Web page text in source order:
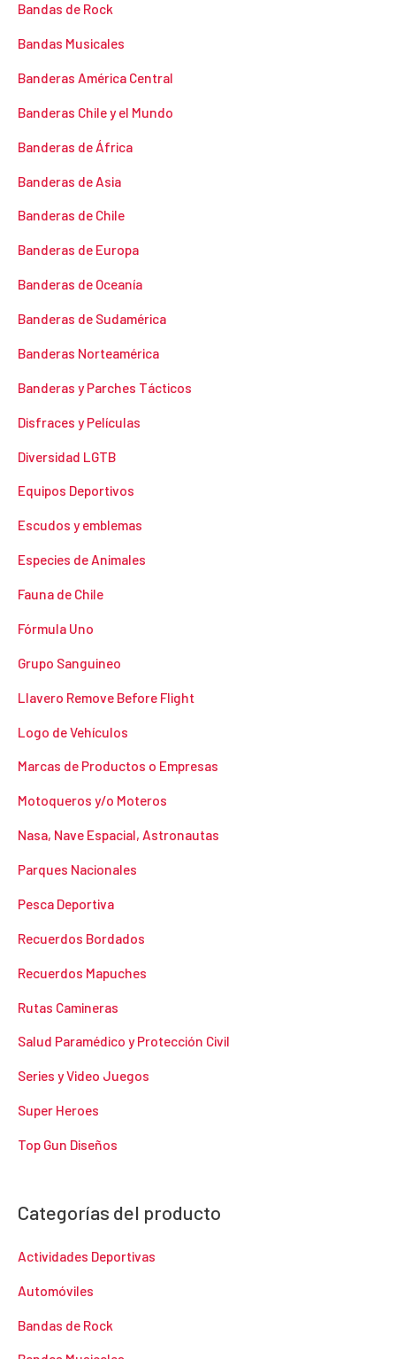
Bandas de Rock
Bandas Musicales
Banderas América Central
Banderas Chile y el Mundo
Banderas de África
Banderas de Asia
Banderas de Chile
Banderas de Europa
Banderas de Oceanía
Banderas de Sudamérica
Banderas Norteamérica
Banderas y Parches Tácticos
Disfraces y Películas
Diversidad LGTB
Equipos Deportivos
Escudos y emblemas
Especies de Animales
Fauna de Chile
Fórmula Uno
Grupo Sanguineo
Llavero Remove Before Flight
Logo de Vehículos
Marcas de Productos o Empresas
Motoqueros y/o Moteros
Nasa, Nave Espacial, Astronautas
Parques Nacionales
Pesca Deportiva
Recuerdos Bordados
Recuerdos Mapuches
Rutas Camineras
Salud Paramédico y Protección Civil
Series y Video Juegos
Super Heroes
Top Gun Diseños
Categorías del producto
Actividades Deportivas
Automóviles
Bandas de Rock